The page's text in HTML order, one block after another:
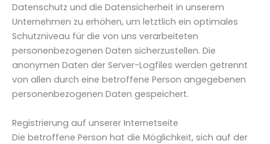
Datenschutz und die Datensicherheit in unserem
Unternehmen zu erhöhen, um letztlich ein optimales
Schutzniveau für die von uns verarbeiteten
personenbezogenen Daten sicherzustellen. Die
anonymen Daten der Server-Logfiles werden getrennt
von allen durch eine betroffene Person angegebenen
personenbezogenen Daten gespeichert.
Registrierung auf unserer Internetseite
Die betroffene Person hat die Möglichkeit, sich auf der